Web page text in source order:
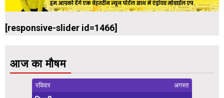
[responsive-slider id=1466]
आज का मौषम
रविवार अगस्त